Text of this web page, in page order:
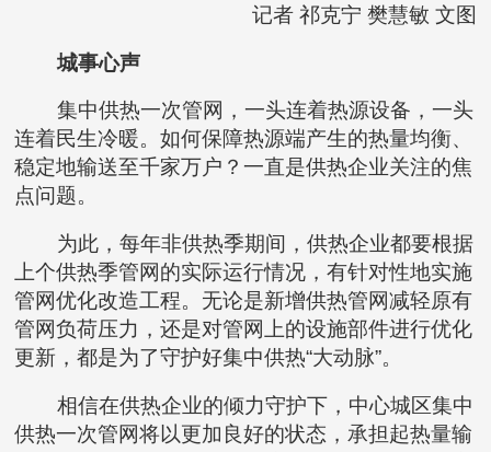
记者 祁克宁 樊慧敏 文图
城事心声
集中供热一次管网，一头连着热源设备，一头
连着民生冷暖。如何保障热源端产生的热量均衡、
稳定地输送至千家万户？一直是供热企业关注的焦
点问题。
为此，每年非供热季期间，供热企业都要根据
上个供热季管网的实际运行情况，有针对性地实施
管网优化改造工程。无论是新增供热管网减轻原有
管网负荷压力，还是对管网上的设施部件进行优化
更新，都是为了守护好集中供热“大动脉”。
相信在供热企业的倾力守护下，中心城区集中
供热一次管网将以更加良好的状态，承担起热量输